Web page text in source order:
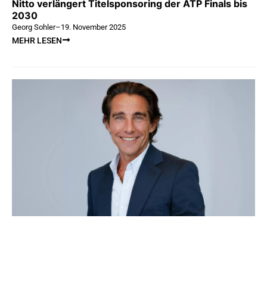
Nitto verlängert Titelsponsoring der ATP Finals bis
2030
Georg Sohler–19. November 2025
MEHR LESEN